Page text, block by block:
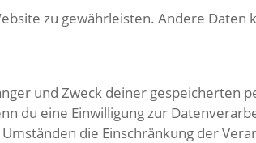
zu gewährleisten. Andere
und Zweck deiner gespeicherten
du eine Einwilligung zur
die Einschränkung der